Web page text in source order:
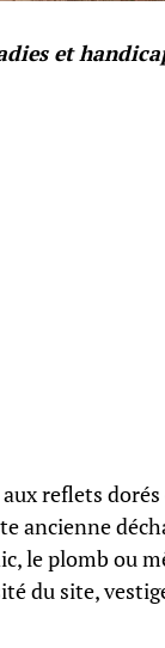
et
reflets
ancienne
le plomb ou
du site,